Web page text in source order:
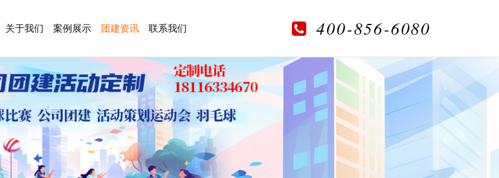
关于我们 案例展示 团建资讯 联系我们 400-856-6080